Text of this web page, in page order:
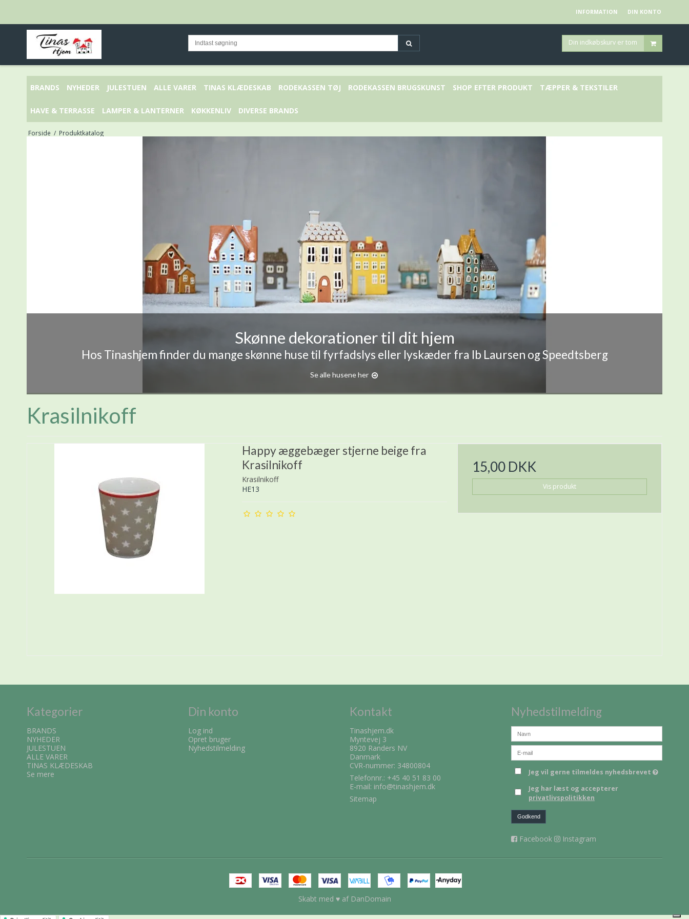
INFORMATION DIN KONTO
Din indkøbskurv er tom
BRANDS NYHEDER JULESTUEN ALLE VARER TINAS KLÆDESKAB RODEKASSEN TØJ RODEKASSEN BRUGSKUNST SHOP EFTER PRODUKT TÆPPER & TEKSTILER
HAVE & TERRASSE LAMPER & LANTERNER KØKKENLIV DIVERSE BRANDS
Forside / Produktkatalog
Skønne dekorationer til dit hjem
Hos Tinashjem finder du mange skønne huse til fyrfadslys eller lyskæder fra Ib Laursen og Speedtsberg
Se alle husene her
Krasilnikoff
Happy æggebæger stjerne beige fra
Krasilnikoff
Krasilnikoff
HE13
15,00 DKK
Vis produkt
Kategorier
BRANDS
NYHEDER
JULESTUEN
ALLE VARER
TINAS KLÆDESKAB
Se mere
Din konto
Log ind
Opret bruger
Nyhedstilmelding
Kontakt
Tinashjem.dk
Myntevej 3
8920 Randers NV
Danmark
CVR-nummer: 34800804
Telefonnr.: +45 40 51 83 00
E-mail: info@tinashjem.dk
Sitemap
Nyhedstilmelding
Jeg vil gerne tilmeldes nyhedsbrevet
Jeg har læst og accepterer
privatlivspolitikken
Godkend
Facebook Instagram
Skabt med ♥ af DanDomain